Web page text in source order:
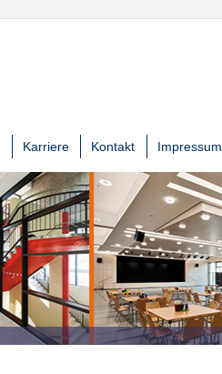
Karriere Kontakt Impressum